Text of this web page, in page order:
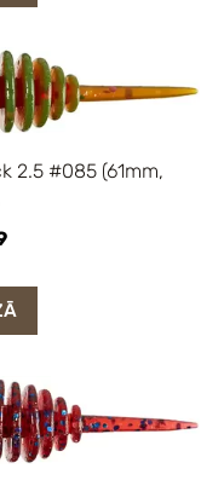
2.5 #085 (61mm,